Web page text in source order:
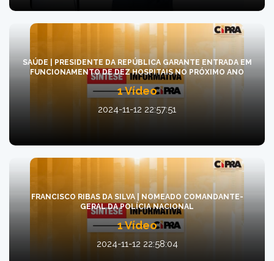
SAÚDE | PRESIDENTE DA REPÚBLICA GARANTE ENTRADA EM
FUNCIONAMENTO DE DEZ HOSPITAIS NO PRÓXIMO ANO
1 Vídeo
2024-11-12 22:57:51
FRANCISCO RIBAS DA SILVA | NOMEADO COMANDANTE-
GERAL DA POLÍCIA NACIONAL
1 Vídeo
2024-11-12 22:58:04